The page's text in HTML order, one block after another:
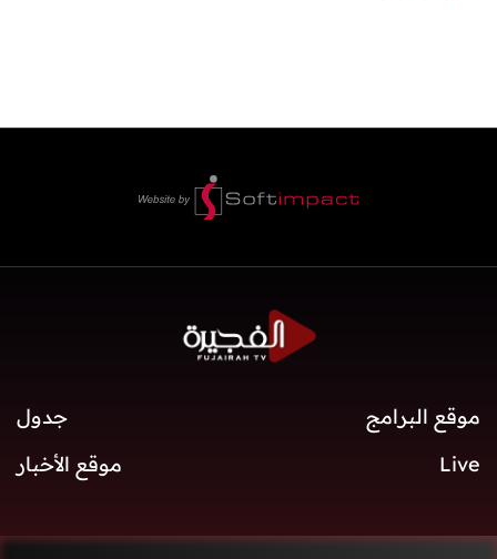
موقع البرامج
جدول
Live
موقع الأخبار